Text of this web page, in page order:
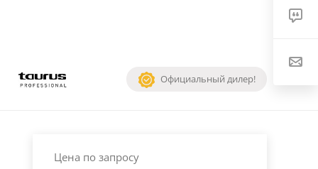
Официальный дилер!
Цена по запросу